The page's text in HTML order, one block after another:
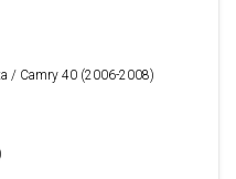
/ Camry 40 (2006-2008)